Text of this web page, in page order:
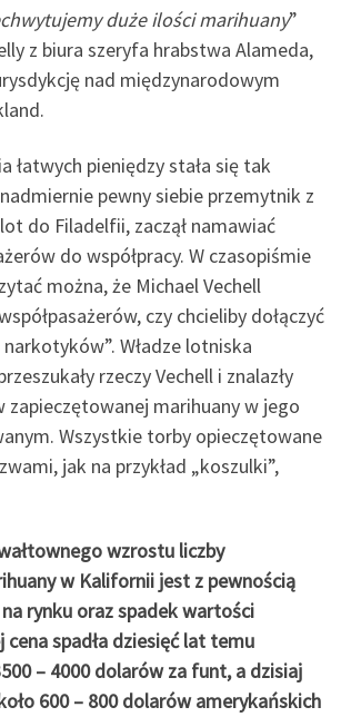
duże ilości marihuany”
z biura szeryfa hrabstwa Alameda,
nad międzynarodowym
łatwych pieniędzy stała się tak
pewny siebie przemytnik z
do Filadelfii, zaczął namawiać
do współpracy. W czasopiśmie
można, że Michael Vechell
czy chcieliby dołączyć
Władze lotniska
rzeczy Vechell i znalazły
zapieczętowanej marihuany w jego
Wszystkie torby opieczętowane
jak na przykład „koszulki”,
wzrostu liczby
w Kalifornii jest z pewnością
rynku oraz spadek wartości
spadła dziesięć lat temu
– 4000 dolarów za funt, a dzisiaj
600 – 800 dolarów amerykańskich